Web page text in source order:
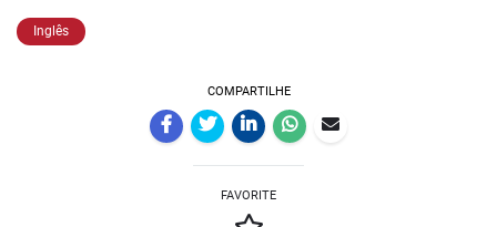
Inglês
COMPARTILHE
FAVORITE